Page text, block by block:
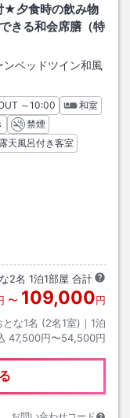
★夕食時の飲み物
きる和会席膳（特
ベッドツイン和風
ン チェックアウト
～10:00
和室
禁煙
露天風呂付き客室
2名 1泊1部屋 合計
〜 109,000円
とな1名 (2名1室)｜ 1泊
47,500円〜54,500円